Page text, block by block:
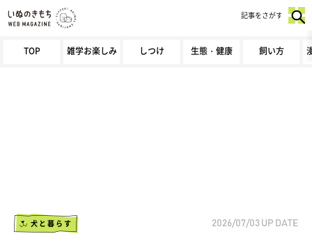
TOP 雑学お楽しみ しつけ 生態・健康 飼い方
記事をさがす
犬と暮らす 2026/07/03 UP DATE